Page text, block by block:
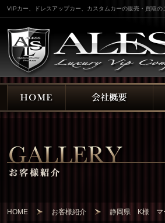
VIPカー、ドレスアップカー、カスタムカーの販売・買取
HOME お客様紹介 静岡県 K様 マ